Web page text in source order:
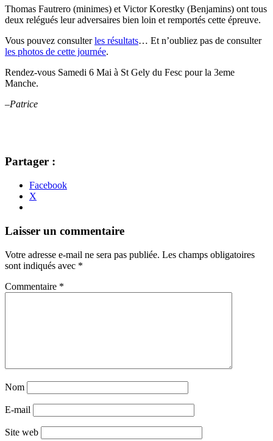
Thomas Fautrero (minimes) et Victor Korestky (Benjamins) ont tous
deux relégués leur adversaires bien loin et remportés cette épreuve.
Vous pouvez consulterles résultats… Et n’oubliez pas de consulter
les photos de cette journée.
Rendez-vous Samedi 6 Mai à St Gely du Fesc pour la 3eme
Manche.
–Patrice
Partager :
Facebook
X
Navigation
articles
←
→
Laisser un commentaire
Votre adresse e-mail ne sera pas publiée. Les champs obligatoires
sont indiqués avec *
Commentaire *
Nom
E-mail
Site web